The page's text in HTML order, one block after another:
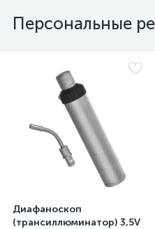
Персональные
Диафаноскоп
(трансиллюминатор) 3,5V